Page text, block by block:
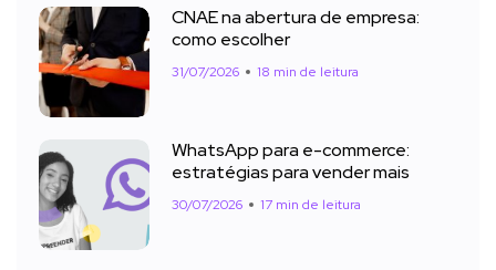
CNAE na abertura de empresa:
como escolher
31/07/2026 18 min de leitura
WhatsApp para e-commerce:
estratégias para vender mais
30/07/2026 17 min de leitura